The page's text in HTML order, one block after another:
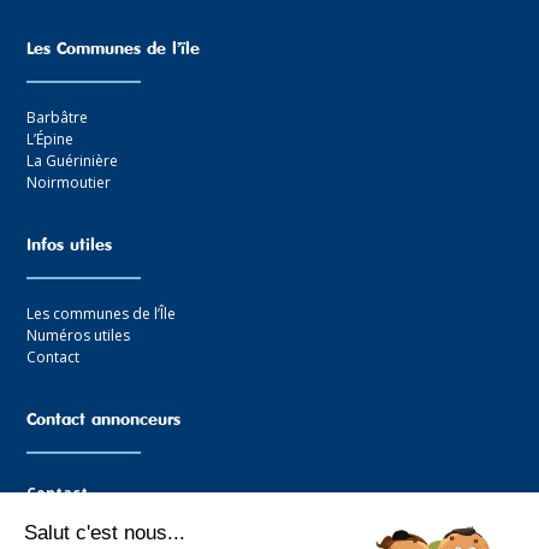
Les Communes de l’ïle
Barbâtre
L’Épine
La Guérinière
Noirmoutier
Infos utiles
Les communes de l’Île
Numéros utiles
Contact
Contact annonceurs
Contact
Agence Graffocean
Salut c'est nous...